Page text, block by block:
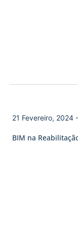
BIM na
21 Fevereiro, 2024-